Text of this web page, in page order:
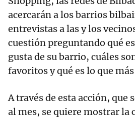
acercarán a los barrios
entrevistas a las y los
cuestión preguntando qué
gusta de su barrio, cuáles
favoritos y qué es lo que
A través de esta acción, que
al mes, se quiere mostrar la